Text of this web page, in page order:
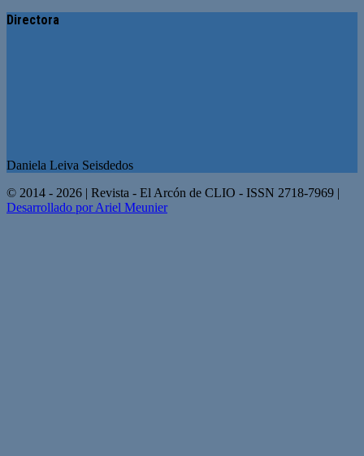
Directora
Daniela Leiva Seisdedos
© 2014 - 2026 | Revista - El Arcón de CLIO - ISSN 2718-7969 |
Desarrollado por Ariel Meunier